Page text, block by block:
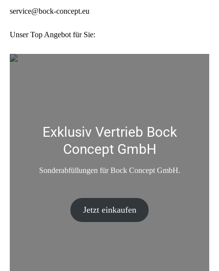
service@bock-concept.eu
Unser Top Angebot für Sie:
Exklusiv Vertrieb Bock
Concept GmbH
Sonderabfüllungen für Bock Concept GmbH.
Jetzt einkaufen